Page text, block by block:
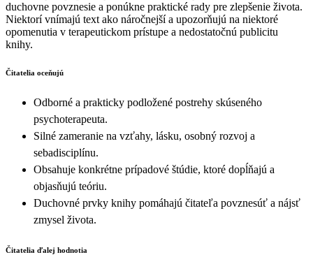
duchovne povznesie a ponúkne praktické rady pre zlepšenie života.
Niektorí vnímajú text ako náročnejší a upozorňujú na niektoré
opomenutia v terapeutickom prístupe a nedostatočnú publicitu
knihy.
Čitatelia oceňujú
Odborné a prakticky podložené postrehy skúseného
psychoterapeuta.
Silné zameranie na vzťahy, lásku, osobný rozvoj a
sebadisciplínu.
Obsahuje konkrétne prípadové štúdie, ktoré dopĺňajú a
objasňujú teóriu.
Duchovné prvky knihy pomáhajú čitateľa povznesúť a nájsť
zmysel života.
Čitatelia ďalej hodnotia